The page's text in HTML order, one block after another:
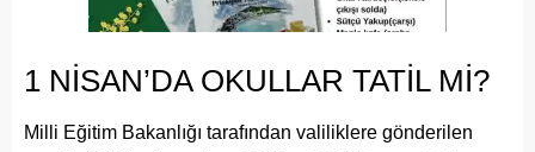
1 NİSAN’DA OKULLAR TATİL Mİ?
Milli Eğitim Bakanlığı tarafından valiliklere gönderilen